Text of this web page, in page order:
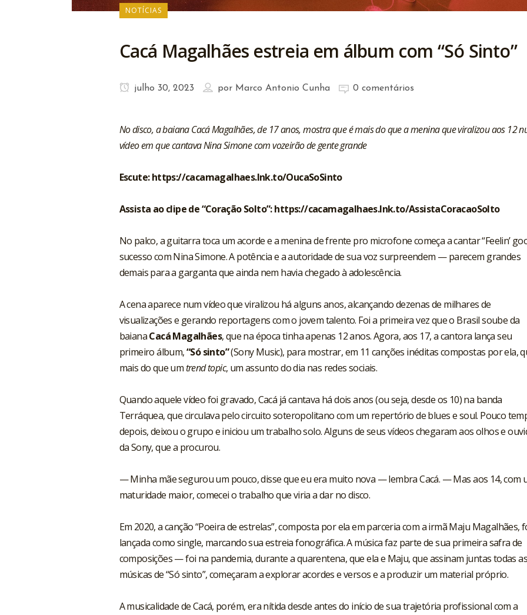
NOTÍCIAS
Cacá Magalhães estreia em álbum com “Só Sinto”
julho 30, 2023 por Marco Antonio Cunha 0 comentários
No disco, a baiana Cacá Magalhães, de 17 anos, mostra que é mais do que a menina que viralizou aos 12
vídeo em que cantava Nina Simone com vozeirão de gente grande
Escute:https://cacamagalhaes.lnk.to/OucaSoSinto
Assista ao clipe de “Coração Solto”:https://cacamagalhaes.lnk.to/AssistaCoracaoSolto
No palco, a guitarra toca um acorde e a menina de frente pro microfone começa a cantar “Feelin’
sucesso com Nina Simone. A potência e a autoridade de sua voz surpreendem — parecem grandes
demais para a garganta que ainda nem havia chegado à adolescência.
A cena aparece num vídeo que viralizou há alguns anos, alcançando dezenas de milhares de
visualizações e gerando reportagens com o jovem talento. Foi a primeira vez que o Brasil soube da
baianaCacá Magalhães, que na época tinha apenas 12 anos. Agora, aos 17, a cantora lança seu
primeiro álbum,“Só sinto”(Sony Music), para mostrar, em 11 canções inéditas compostas por ela,
mais do que umtrend topic, um assunto do dia nas redes sociais.
Quando aquele vídeo foi gravado, Cacá já cantava há dois anos (ou seja, desde os 10) na banda
Terráquea, que circulava pelo circuito soteropolitano com um repertório de blues e soul. Pouco
depois, deixou o grupo e iniciou um trabalho solo. Alguns de seus vídeos chegaram aos olhos e
da Sony, que a procurou.
— Minha mãe segurou um pouco, disse que eu era muito nova — lembra Cacá. — Mas aos 14, com
maturidade maior, comecei o trabalho que viria a dar no disco.
Em 2020, a canção “Poeira de estrelas”, composta por ela em parceria com a irmã Maju Magalhães,
lançada como single, marcando sua estreia fonográfica. A música faz parte de sua primeira safra de
composições — foi na pandemia, durante a quarentena, que ela e Maju, que assinam juntas todas as
músicas de “Só sinto”, começaram a explorar acordes e versos e a produzir um material próprio.
A musicalidade de Cacá, porém, era nítida desde antes do início de sua trajetória profissional com a